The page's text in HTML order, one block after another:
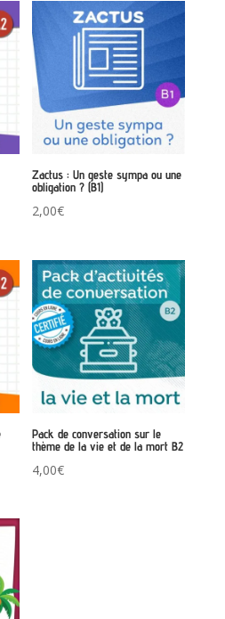
Zactus : Un geste sympa ou une
obligation ? (B1)
2,00€
Pack de conversation sur le
thème de la vie et de la mort B2
4,00€